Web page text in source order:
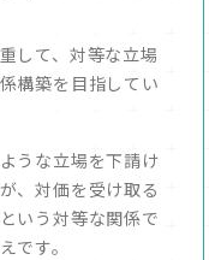
して、対等な立場
構築を目指してい
うな立場を下請け
、対価を受け取る
いう対等な関係で
です。